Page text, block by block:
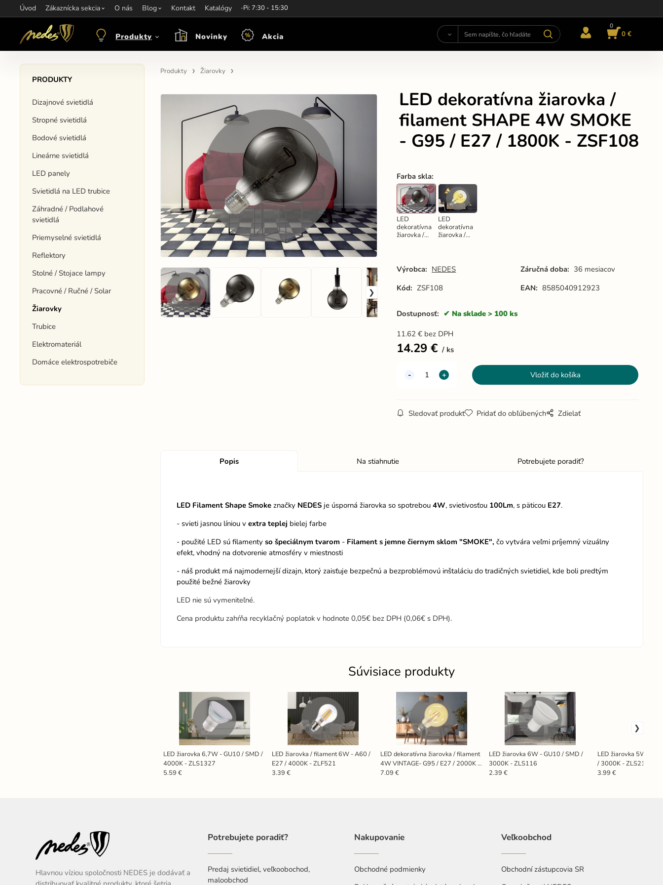
Úvod Zákaznícka sekcia O nás Blog Kontakt Katalógy
Informácie:info@nedes.sk Kontakt:+421 907 263 473Otváracie hodiny: Po-Pi: 7:30 - 15:30
Produkty Novinky Akcia
0
0 €
PRODUKTY
Dizajnové svietidlá
Stropné svietidlá
Bodové svietidlá
Lineárne svietidlá
LED panely
Svietidlá na LED trubice
Záhradné / Podlahové
svietidlá
Priemyselné svietidlá
Reflektory
Stolné / Stojace lampy
Pracovné / Ručné / Solar
Žiarovky
Trubice
Elektromateriál
Domáce elektrospotrebiče
Produkty Žiarovky
LED dekoratívna žiarovka /
filament SHAPE 4W SMOKE
- G95 / E27 / 1800K - ZSF108
Farba skla:
LED
dekoratívna
žiarovka /
G95 / E27 /
1800K -
ZSF108
LED
dekoratívna
žiarovka /
G95 / E27 /
1800K -
Výrobca: NEDES Záručná doba: 36 mesiacov
Kód: ZSF108 EAN: 8585040912923
Dostupnosť: Na sklade > 100 ks
11.62 € bez DPH
14.29 € ks
Sledovať produkt Pridať do obľúbených Zdielať
Popis Na stiahnutie Potrebujete poradiť?
LED Filament Shape Smokeznačky NEDESje úsporná žiarovka so spotrebou 4W, svietivosťou100Lm, s päticou E27.
- svieti jasnou líniou v extra teplej bielej farbe
- použité LED sú filamenty so špeciálnym tvarom-Filament s jemne čiernym sklom "SMOKE", čo vytvára veľmi príjemný vizuálny
efekt, vhodný na dotvorenie atmosféry v miestnosti
- náš produkt má najmodernejší dizajn, ktorý zaisťuje bezpečnú a bezproblémovú inštaláciu do tradičných svietidiel, kde boli predtým
použité bežné žiarovky
LED nie sú vymeniteľné.
Cena produktu zahŕňa recyklačný poplatok v hodnote 0,05€ bez DPH (0,06€ s DPH).
Súvisiace produkty
LED žiarovka 6,7W - GU10 / SMD /
4000K - ZLS1327
5.59 €
LED žiarovka / filament 6W - A60 /
E27 / 4000K - ZLF521
3.39 €
LED dekoratívna žiarovka / filament
4W VINTAGE- G95 / E27 / 2000K -
ZAF101
7.09 €
LED žiarovka 6W - GU10 / SMD /
3000K - ZLS116
2.39 €
LED žiarovka 5W -
/ 3000K - ZLS213
3.99 €
Hlavnou víziou spoločnosti NEDES je dodávať a
Potrebujete poradiť?
Predaj svietidiel, veľkoobochod,
maloobchod
Nakupovanie
Obchodné podmienky
Veľkoobchod
Obchodní zástupcovia SR